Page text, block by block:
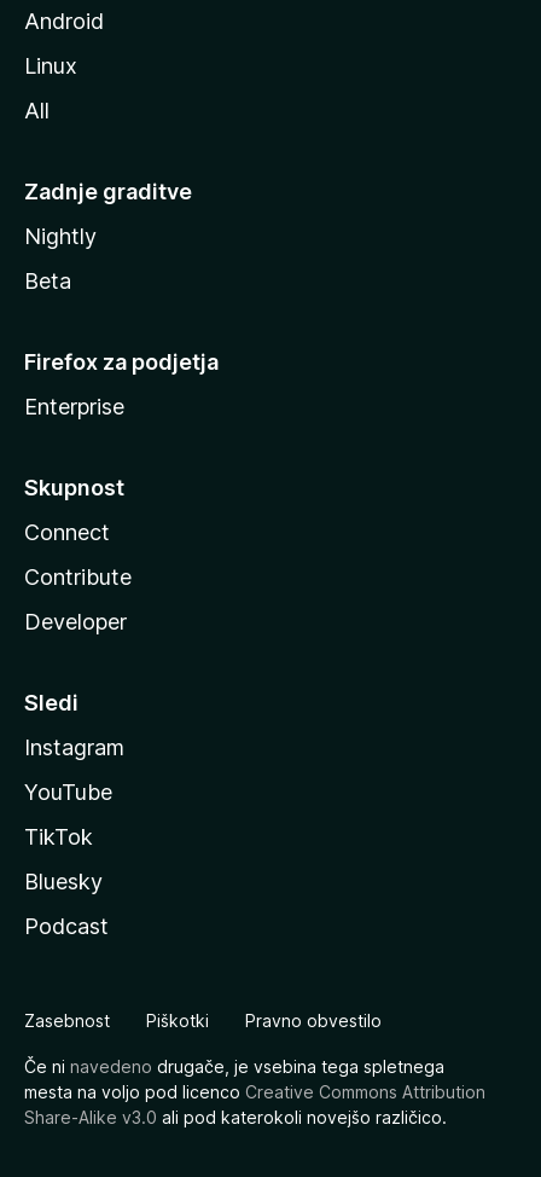
Android
Linux
All
Zadnje graditve
Nightly
Beta
Firefox za podjetja
Enterprise
Skupnost
Connect
Contribute
Developer
Sledi
Instagram
YouTube
TikTok
Bluesky
Podcast
Zasebnost Piškotki Pravno obvestilo
Če ni navedeno drugače, je vsebina tega spletnega
mesta na voljo pod licenco Creative Commons Attribution
Share-Alike v3.0 ali pod katerokoli novejšo različico.